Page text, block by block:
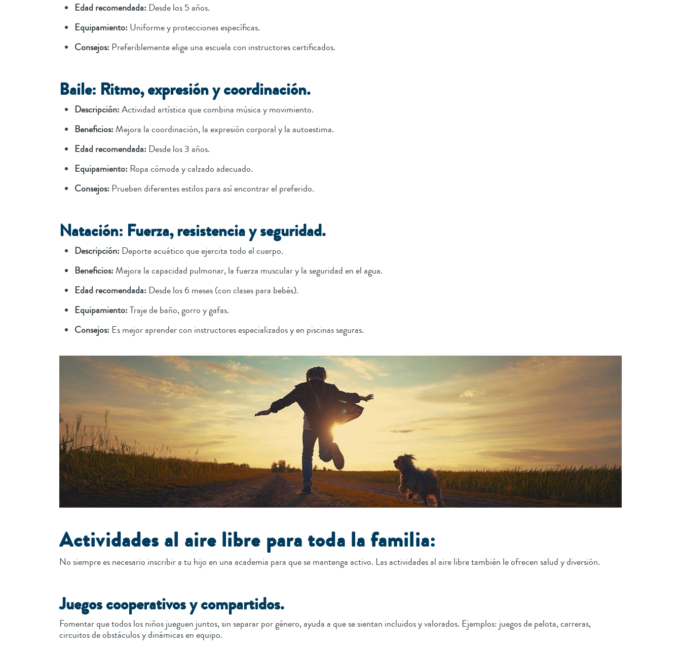
Edad recomendada: Desde los 5 años.
Equipamiento: Uniforme y protecciones específicas.
Consejos: Preferiblemente elige una escuela con instructores certificados.
Baile: Ritmo, expresión y coordinación.
Descripción:Actividad artística que combina música y movimiento.
Beneficios: Mejora la coordinación, la expresión corporal y la autoestima.
Edad recomendada: Desde los 3 años.
Equipamiento: Ropa cómoda y calzado adecuado.
Consejos: Prueben diferentes estilos para así encontrar el preferido.
Natación: Fuerza, resistencia y seguridad.
Descripción: Deporte acuático que ejercita todo el cuerpo.
Beneficios: Mejora la capacidad pulmonar, la fuerza muscular y la seguridad en el agua.
Edad recomendada: Desde los 6 meses (con clases para bebés).
Equipamiento:Traje de baño, gorro y gafas.
Consejos: Es mejor aprender con instructores especializados y en piscinas seguras.
Actividades al aire libre para toda la familia:
No siempre es necesario inscribir a tu hijo en una academia para que se mantenga activo. Las actividades al aire libre también le ofrecen salud y diversión.
Juegos cooperativos y compartidos.
Fomentar que todos los niños jueguen juntos, sin separar por género, ayuda a que se sientan incluidos y valorados. Ejemplos: juegos de pelota, carreras,
circuitos de obstáculos y dinámicas en equipo.